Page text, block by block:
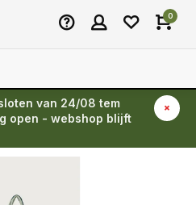
0
van 24/08 tem
open - webshop blijft